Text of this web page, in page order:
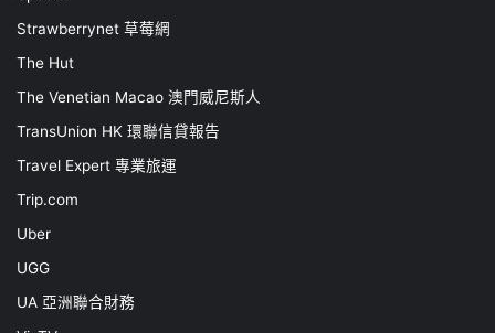
Strawberrynet 草莓網
The Hut
The Venetian Macao 澳門威尼斯人
TransUnion HK 環聯信貸報告
Travel Expert 專業旅運
Trip.com
Uber
UGG
UA 亞洲聯合財務